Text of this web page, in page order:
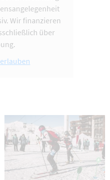
Wir finanzieren
über